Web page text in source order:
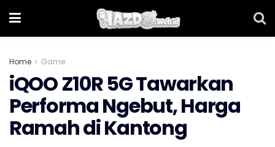
Home Game
iQOO Z10R 5G Tawarkan
Performa Ngebut, Harga
Ramah di Kantong